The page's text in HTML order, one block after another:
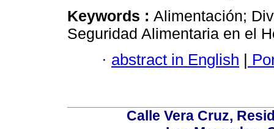
Keywords : Alimentación;
Seguridad Alimentaria en el
· abstract in English |
Calle Vera Cruz,